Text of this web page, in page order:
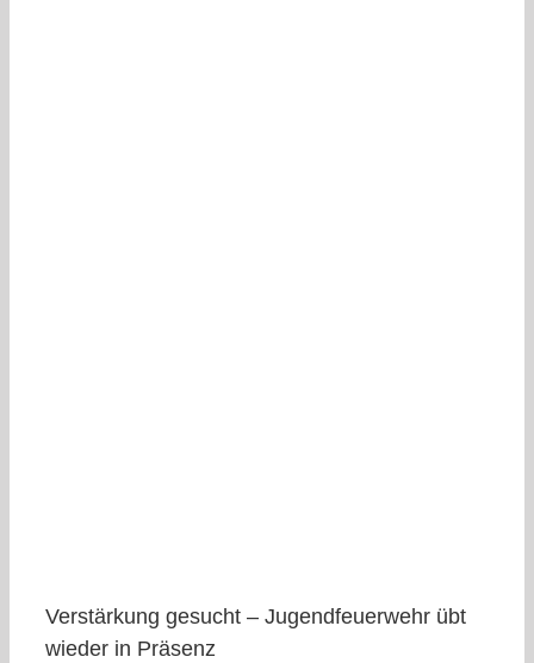
Verstärkung gesucht – Jugendfeuerwehr übt
wieder in Präsenz